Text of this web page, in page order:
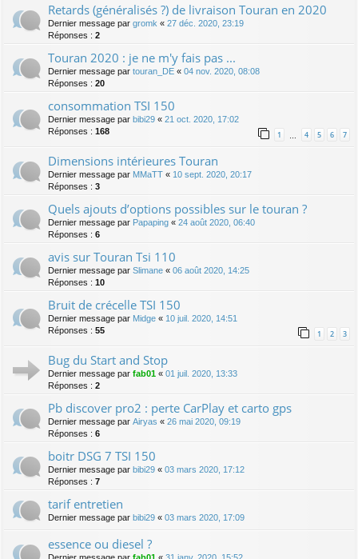
Retards (généralisés ?) de livraison Touran en 2020
Dernier message par gromk « 27 déc. 2020, 23:19
Réponses : 2
Touran 2020 : je ne m'y fais pas ...
Dernier message par touran_DE « 04 nov. 2020, 08:08
Réponses : 20
consommation TSI 150
Dernier message par bibi29 « 21 oct. 2020, 17:02
Réponses : 168 1 4 5 6 7
Dimensions intérieures Touran
Dernier message par MMaTT « 10 sept. 2020, 20:17
Réponses : 3
Quels ajouts d’options possibles sur le touran ?
Dernier message par Papaping « 24 août 2020, 06:40
Réponses : 6
avis sur Touran Tsi 110
Dernier message par Slimane « 06 août 2020, 14:25
Réponses : 10
Bruit de crécelle TSI 150
Dernier message par Midge « 10 juil. 2020, 14:51
Réponses : 55 1 2 3
Bug du Start and Stop
Dernier message par fab01 « 01 juil. 2020, 13:33
Réponses : 2
Pb discover pro2 : perte CarPlay et carto gps
Dernier message par Airyas « 26 mai 2020, 09:19
Réponses : 6
boitr DSG 7 TSI 150
Dernier message par bibi29 « 03 mars 2020, 17:12
Réponses : 7
tarif entretien
Dernier message par bibi29 « 03 mars 2020, 17:09
essence ou diesel ?